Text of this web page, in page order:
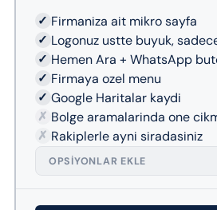
✓ Firmaniza ait mikro sayfa
✓ Logonuz ustte buyuk,
✓ Hemen Ara + WhatsApp
✓ Firmaya ozel menu
✓ Google Haritalar kaydi
✗ Bolge aramalarinda one
✗ Rakiplerle ayni siradasiniz
OPSIYONLAR EKLE